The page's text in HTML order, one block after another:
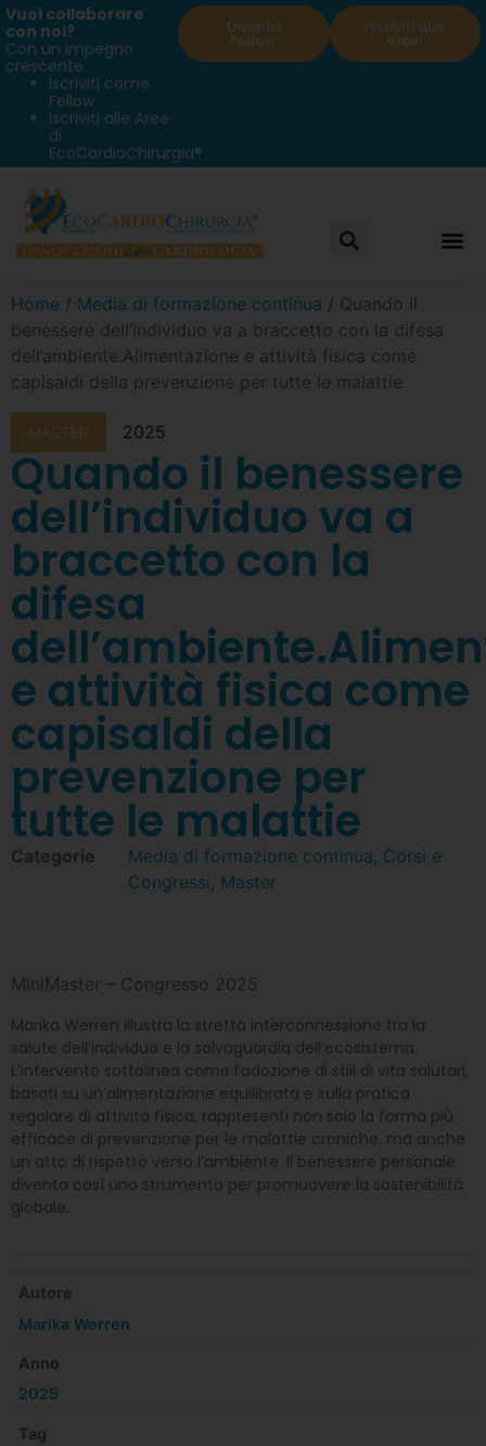
Vuoi collaborare
con noi?
Con un impegno
crescente:
Iscriviti come
Fellow
Iscriviti alle Aree
di
EcoCardioChirurgia®
Diventa
Fellow
Iscriviti alle
Aree!
Home / Media di formazione continua / Quando il
benessere dell’individuo va a braccetto con la difesa
dell’ambiente.Alimentazione e attività fisica come
capisaldi della prevenzione per tutte le malattie
MASTER 2025
Quando il benessere
dell’individuo va a
braccetto con la
difesa
e attività fisica come
capisaldi della
prevenzione per
tutte le malattie
Categorie Media di formazione continua, Corsi e
Congressi, Master
MiniMaster – Congresso 2025
Marika Werren illustra la stretta interconnessione tra la
salute dell’individuo e la salvaguardia dell’ecosistema.
L’intervento sottolinea come l’adozione di stili di vita salutari,
basati su un’alimentazione equilibrata e sulla pratica
regolare di attività fisica, rappresenti non solo la forma più
efficace di prevenzione per le malattie croniche, ma anche
un atto di rispetto verso l’ambiente. Il benessere personale
diventa così uno strumento per promuovere la sostenibilità
globale.
Autore
Marika Werren
Anno
2025
Tag